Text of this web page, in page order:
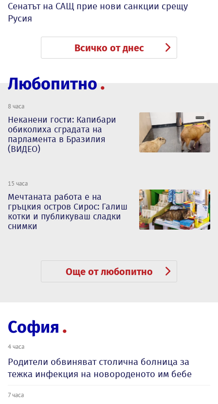
Сенатът на САЩ прие нови санкции срещу
Русия
Всичко от днес
Любопитно
8 часа
Неканени гости: Капибари
обиколиха сградата на
парламента в Бразилия
(ВИДЕО)
15 часа
Мечтаната работа е на
гръцкия остров Сирос: Галиш
котки и публикуваш сладки
снимки
Още от любопитно
София
4 часа
Родители обвиняват столична болница за
тежка инфекция на новороденото им бебе
7 часа